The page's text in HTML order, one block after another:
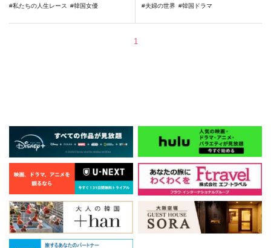
私たちの人生レース
韓国女優
夫婦の世界
韓国ドラマ
1